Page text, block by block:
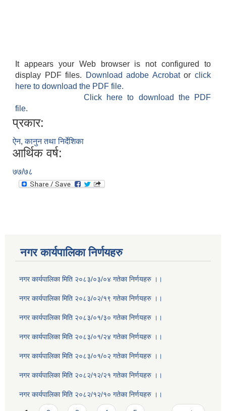
It appears your Web browser is not configured to
display PDF files.
Download adobe Acrobatorclick
here to download the PDF file.
Click here to download the PDF
file.
प्रकार:
ऐन, कानुन तथा निर्देशिका
आर्थिक वर्ष:
७७/७८
नगर कार्यपालिका निर्णयहरु
नगर कार्यपालिका मिति २०८३/०३/०४ गतेका निर्णयहरु ।।
नगर कार्यपालिका मिति २०८३/०२/१९ गतेका निर्णयहरु ।।
नगर कार्यपालिका मिति २०८३/०१/३० गतेका निर्णयहरु ।।
नगर कार्यपालिका मिति २०८३/०१/२४ गतेका निर्णयहरु ।।
नगर कार्यपालिका मिति २०८३/०१/०२ गतेका निर्णयहरु ।।
नगर कार्यपालिका मिति २०८२/१२/२१ गतेका निर्णयहरु ।।
नगर कार्यपालिका मिति २०८२/१२/१० गतेका निर्णयहरु ।।